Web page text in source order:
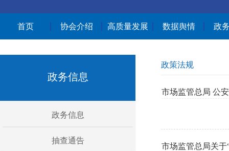
首页 协会介绍 高质量发展 数据舆情 政
政务信息
政务信息
抽查通告
政策法规
市场监管总局 公
市场监管总局关